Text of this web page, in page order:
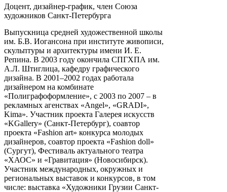
Доцент, дизайнер-график, член Союза
художников Санкт-Петербурга
Выпускница средней художественной школы
им. Б.В. Иогансона при институте живописи,
скульптуры и архитектуры имени И. Е.
Репина. В 2003 году окончила СПГХПА им.
А.Л. Штиглица, кафедру графического
дизайна. В 2001–2002 годах работала
дизайнером на комбинате
«Полиграфоформление», с 2003 по 2007 – в
рекламных агенствах «Аngel», «GRADI»,
Kima». Участник проекта Галерея искусств
«KGallery» (Санкт-Петербург), соавтор
проекта «Fashion art» конкурса молодых
дизайнеров, соавтор проекта «Fashion doll»
(Сургут), Фестиваль актуального театра
«ХАОС» и «Гравитация» (Новосибирск).
Участник международных, окружных и
региональных выставок и конкурсов, в том
числе: выставка «Художники Грузии Санкт-